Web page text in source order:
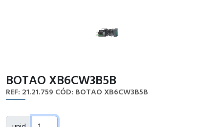
BOTAO XB6CW3B5B
REF: 21.21.759 CÓD: BOTAO XB6CW3B5B